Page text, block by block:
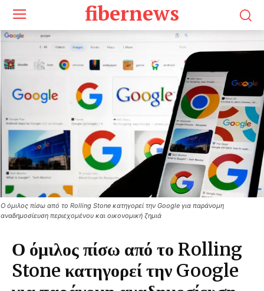
fibernews
Ο όμιλος πίσω από το Rolling
Stone κατηγορεί την Google
Ο όμιλος πίσω από το Rolling Stone κατηγορεί την Google για παράνομη
αναδημοσίευση περιεχομένου και οικονομική ζημιά